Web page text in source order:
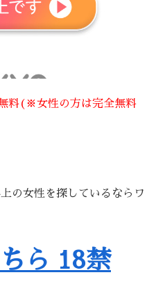
料(※女性の方は完全無料
の女性を探しているならワ
ら 18禁